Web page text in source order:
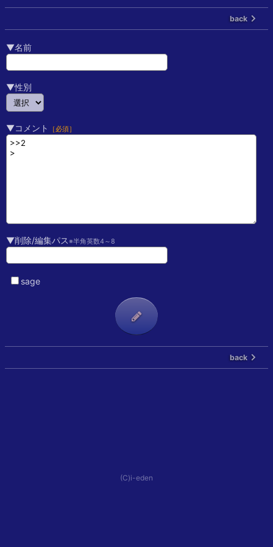
back
▼名前
▼性別
▼コメント ［必須］
▼削除/編集パス※半角英数4～8
sage
back
(C)i-eden